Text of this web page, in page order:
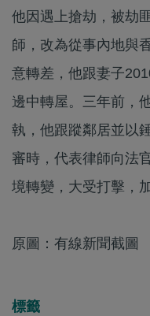
他因遇上搶劫，被劫
師，改為從事內地與
意轉差，他跟妻子
邊中轉屋。三年前，
執，他跟蹤鄰居並以
審時，代表律師向法
境轉變，大受打擊，
原圖：有線新聞截圖
標籤